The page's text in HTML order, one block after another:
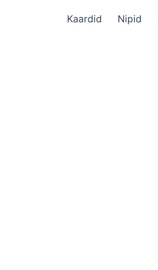
Kaardid Nipid